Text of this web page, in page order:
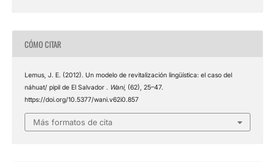
CÓMO CITAR
Lemus, J. E. (2012). Un modelo de revitalización lingüística: el caso del
náhuat/ pipil de El Salvador . Wani, (62), 25–47.
https://doi.org/10.5377/wani.v62i0.857
Más formatos de cita